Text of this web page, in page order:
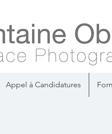
Appel à Candidatures